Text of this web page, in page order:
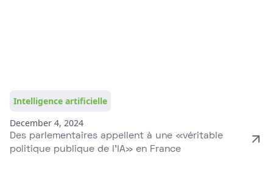
Intelligence artificielle
December 4, 2024
Des parlementaires appellent à une «véritable
politique publique de l'IA» en France